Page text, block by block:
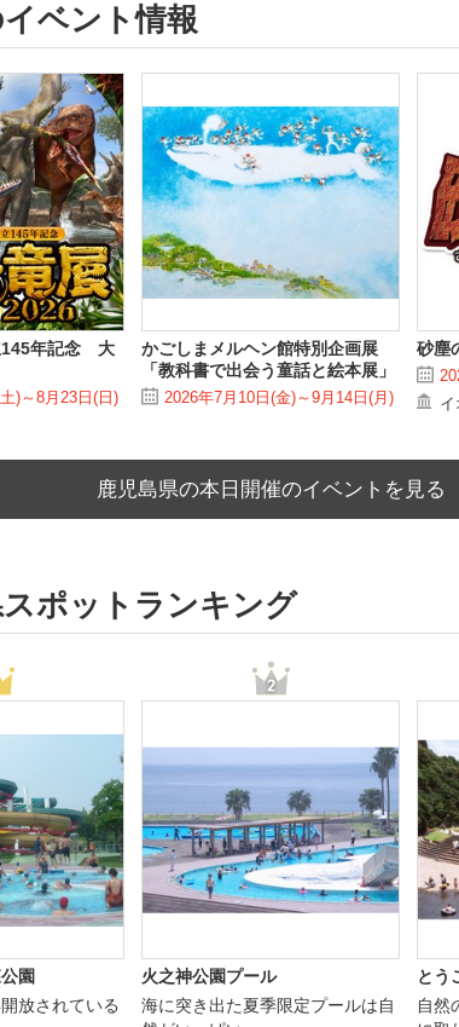
ベント情報
145年記念 大
)～8月23日(日)
かごしまメルヘン館特別企画展
「教科書で出会う童話と絵本展」
2026年7月10日(金)～9月14日(月)
砂塵
鹿児島県の本日開催のイベントを見る
ポットランキング
園
放されている
火之神公園プール
海に突き出た夏季限定プールは自
とう
自然